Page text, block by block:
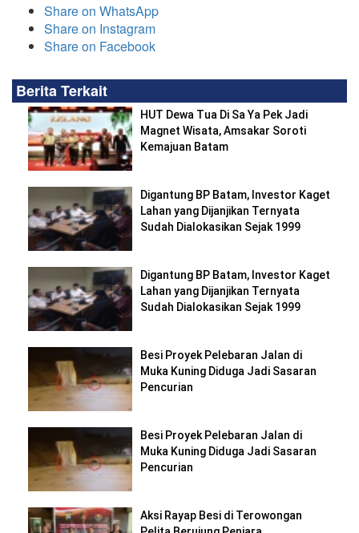
Share on WhatsApp
Share on Instagram
Share on Facebook
Berita Terkait
HUT Dewa Tua Di Sa Ya Pek Jadi
Magnet Wisata, Amsakar Soroti
Kemajuan Batam
Digantung BP Batam, Investor Kaget
Lahan yang Dijanjikan Ternyata
Sudah Dialokasikan Sejak 1999
Digantung BP Batam, Investor Kaget
Lahan yang Dijanjikan Ternyata
Sudah Dialokasikan Sejak 1999
Besi Proyek Pelebaran Jalan di
Muka Kuning Diduga Jadi Sasaran
Pencurian
Besi Proyek Pelebaran Jalan di
Muka Kuning Diduga Jadi Sasaran
Pencurian
Aksi Rayap Besi di Terowongan